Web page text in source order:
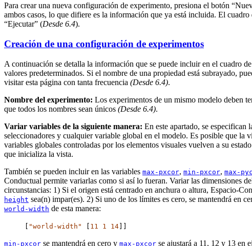
Para crear una nueva configuración de experimento, presiona el botón
ambos casos, lo que difiere es la información que ya está incluida. El
“Ejecutar” (Desde 6.4).
Creación de una configuración de experimentos
A continuación se detalla la información que se puede incluir en el cuadro
valores predeterminados. Si el nombre de una propiedad está subrayado,
visitar esta página con tanta frecuencia (Desde 6.4).
Nombre del experimento: Los experimentos de un mismo modelo deben
que todos los nombres sean únicos (Desde 6.4).
Variar variables de la siguiente manera: En este apartado, se
seleccionadores y cualquier variable global en el modelo. Es posible que la
variables globales controladas por los elementos visuales vuelven a su
que inicializa la vista.
También se pueden incluir en las variables max-pxcor, min-pxcor, max-
Conductual permite variarlas como si así lo fueran. Variar las dimensiones
circunstancias: 1) Si el origen está centrado en anchura o altura, Espacio-
height sea(n) impar(es). 2) Si uno de los límites es cero, se mantendrá en
world-width de esta manera:
"world-width" 11 1 14
min-pxcor se mantendrá en cero y max-pxcor se ajustará a 11, 12 y 13 en